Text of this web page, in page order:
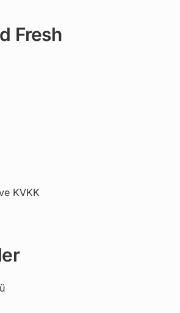
Fresh
KVKK